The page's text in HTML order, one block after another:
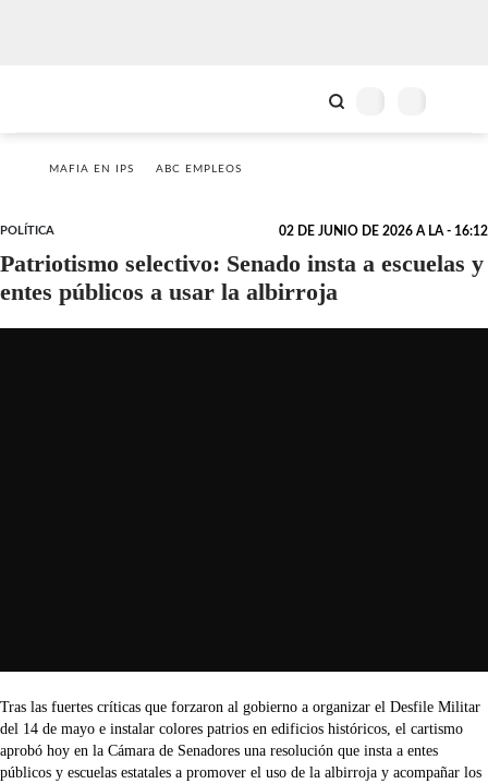
MAFIA EN IPS ABC EMPLEOS
POLÍTICA 02 DE JUNIO DE 2026 A LA - 16:12
Patriotismo selectivo: Senado insta a escuelas y
entes públicos a usar la albirroja
Tras las fuertes críticas que forzaron al gobierno a organizar el Desfile Militar
del 14 de mayo e instalar colores patrios en edificios históricos, el cartismo
aprobó hoy en la Cámara de Senadores una resolución que insta a entes
públicos y escuelas estatales a promover el uso de la albirroja y acompañar los